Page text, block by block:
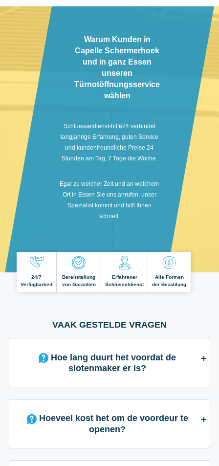
Warum Kunden in
Capelle Schermerhoek
und in ganz Essen
unseren
Türnotöffnungsservice
wählen
Schluesseldienst-hilfe24 verbindet
langjährige Erfahrung, guten Service
und kundenfreundliche Preise 24
Stunden am Tag, 7 Tage die Woche.
Egal zu welcher Zeit und an welchem
Ort in Essen Sie uns anrufen, unser
Spezialist kommt und hilft Ihnen
schnell.
24/7
Verfügbarkeit
Bereitstellung
von Garantien
Erfahrener
Schlüsseldienst
Alle Formen
der Bezahlung
VAAK GESTELDE VRAGEN
slotenmaker er is?
Hoeveel kost het om de voordeur te
openen?